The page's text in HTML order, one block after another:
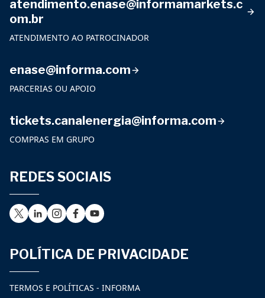
atendimento.enase@informamarkets.c
om.br
ATENDIMENTO AO PATROCINADOR
enase@informa.com
PARCERIAS OU APOIO
tickets.canalenergia@informa.com
COMPRAS EM GRUPO
REDES SOCIAIS
POLÍTICA DE PRIVACIDADE
TERMOS E POLÍTICAS - INFORMA